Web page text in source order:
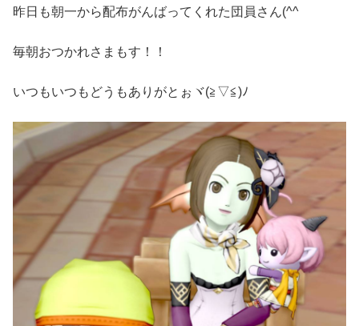
昨日も朝一から配布がんばってくれた団員さん(^^ゞ
毎朝おつかれさまもす！！
いつもいつもどうもありがとぉヾ(≧▽≦)ﾉ